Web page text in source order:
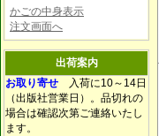
かごの中身表示
注文画面へ
出荷案内
お取り寄せ 入荷に10～14日
（出版社営業日）。品切れの
場合は確認次第ご連絡いたし
ます。